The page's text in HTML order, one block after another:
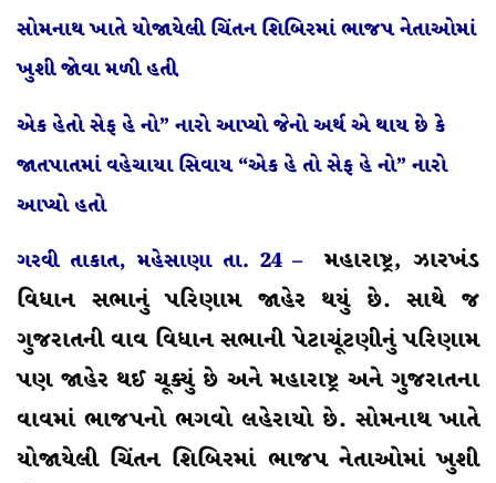
સોમનાથ ખાતે યોજાયેલી ચિંતન શિબિરમાં ભાજપ નેતાઓમાં
ખુશી જોવા મળી હતી઼
એક હેતો સેફ હે નો” નારો આપ્યો જેનો અર્થ એ થાય છે કે
જાતપાતમાં વહેચાયા સિવાય “એક હે તો સેફ હે નો” નારો
આપ્યો હતો
ગરવી તાકાત, મહેસાણા તા. 24 –મહારાષ્ટ્ર, ઝારખંડ
વિધાન સભાનું પરિણામ જાહેર થયું છે. સાથે જ
ગુજરાતની વાવ વિધાન સભાની પેટાચૂંટણીનું પરિણામ
પણ જાહેર થઈ ચૂક્યું છે અને મહારાષ્ટ્ર અને ગુજરાતના
વાવમાં ભાજપનો ભગવો લહેરાયો છે. સોમનાથ ખાતે
યોજાયેલી ચિંતન શિબિરમાં ભાજપ નેતાઓમાં ખુશી